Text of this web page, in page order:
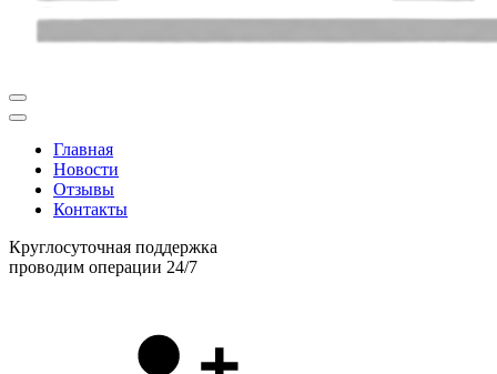
Главная
Новости
Отзывы
Контакты
Круглосуточная поддержка
проводим операции 24/7